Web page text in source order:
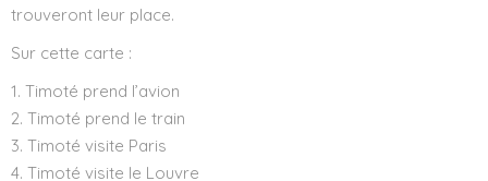
trouveront leur place.
Sur cette carte :
Timoté prend l’avion
Timoté prend le train
Timoté visite Paris
Timoté visite le Louvre